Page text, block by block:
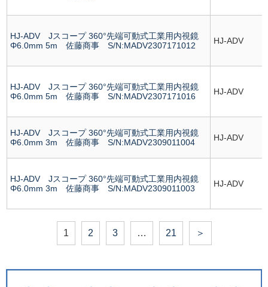
HJ-ADV Jスコープ 360°先端可動式工業用内視鏡
Φ6.0mm 5m 佐藤商事 S/N:MADV2307171012
HJ-ADV
HJ-ADV Jスコープ 360°先端可動式工業用内視鏡
Φ6.0mm 5m 佐藤商事 S/N:MADV2307171016
HJ-ADV
HJ-ADV Jスコープ 360°先端可動式工業用内視鏡
Φ6.0mm 3m 佐藤商事 S/N:MADV2309011004
HJ-ADV
HJ-ADV Jスコープ 360°先端可動式工業用内視鏡
Φ6.0mm 3m 佐藤商事 S/N:MADV2309011003
HJ-ADV
1 2 3 … 21 ＞